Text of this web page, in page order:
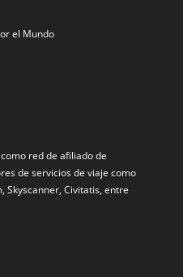
el Mundo
red de afiliado de
de servicios de viaje como
Skyscanner, Civitatis, entre